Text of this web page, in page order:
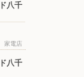
八千
家電店
八千